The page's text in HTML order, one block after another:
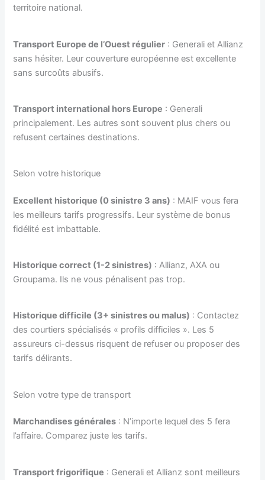
territoire national.
Transport Europe de l’Ouest régulier : Generali et Allianz
sans hésiter. Leur couverture européenne est excellente
sans surcoûts abusifs.
Transport international hors Europe : Generali
principalement. Les autres sont souvent plus chers ou
refusent certaines destinations.
Selon votre historique
Excellent historique (0 sinistre 3 ans) : MAIF vous fera
les meilleurs tarifs progressifs. Leur système de bonus
fidélité est imbattable.
Historique correct (1-2 sinistres) : Allianz, AXA ou
Groupama. Ils ne vous pénalisent pas trop.
Historique difficile (3+ sinistres ou malus) : Contactez
des courtiers spécialisés « profils difficiles ». Les 5
assureurs ci-dessus risquent de refuser ou proposer des
tarifs délirants.
Selon votre type de transport
Marchandises générales : N’importe lequel des 5 fera
l’affaire. Comparez juste les tarifs.
Transport frigorifique : Generali et Allianz sont meilleurs